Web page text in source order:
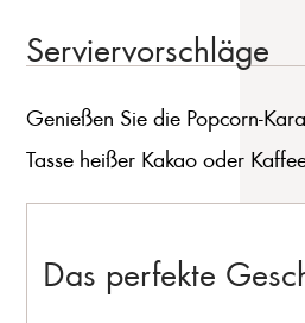
Serviervorschläge
Genießen Sie die Popcorn-
Tasse heißer Kakao oder
Das perfekte